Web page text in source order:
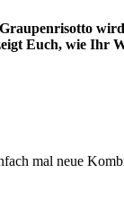
Euch, wie Ihr
mal neue